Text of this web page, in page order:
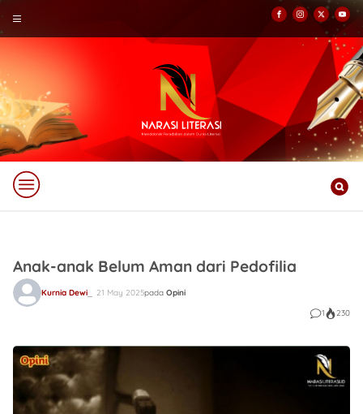
Anak-anak Belum Aman dari Pedofilia
Kurnia Dewi 21 May 2025pada Opini
1
230